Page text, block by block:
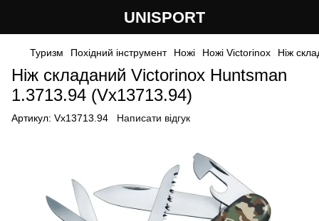
UNISPORT
Туризм Похідний інструмент Ножі Ножі Victorinox Ніж
Ніж складаний Victorinox Huntsman
1.3713.94 (Vx13713.94)
Артикул: Vx13713.94 Написати відгук